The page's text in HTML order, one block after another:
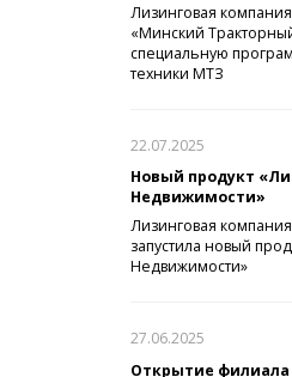
Лизинговая
«Минский
специальную
техники МТЗ
22.07.2025
Новый продукт
Недвижимости»
Лизинговая
запустила новый
Недвижимости»
27.06.2025
Открытие филиала